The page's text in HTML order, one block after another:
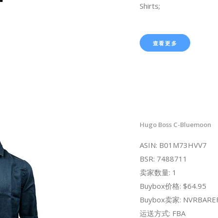
Shirts;
查看更多
Hugo Boss C-Bluemoon
ASIN: B01M73HVV7
BSR: 7488711
卖家数量: 1
Buybox价格: $64.95
Buybox卖家:
运送方式: FBA